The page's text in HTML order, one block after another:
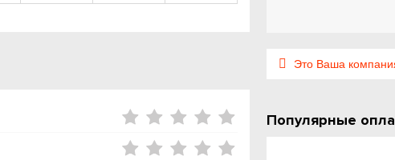
Это Ваша
Популярные